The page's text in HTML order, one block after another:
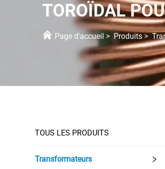
TOROÏDAL
Page d'accueil > Produits>
TOUS LES PRODUITS
Transformateurs